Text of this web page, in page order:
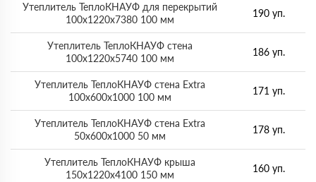
Утеплитель ТеплоКНАУФ для перекрытий
100х1220х7380 100 мм
190 уп.
Утеплитель ТеплоКНАУФ стена
100х1220х5740 100 мм
186 уп.
Утеплитель ТеплоКНАУФ стена Extra
100х600х1000 100 мм
171 уп.
Утеплитель ТеплоКНАУФ стена Extra
50х600х1000 50 мм
178 уп.
Утеплитель ТеплоКНАУФ крыша
150х1220х4100 150 мм
160 уп.